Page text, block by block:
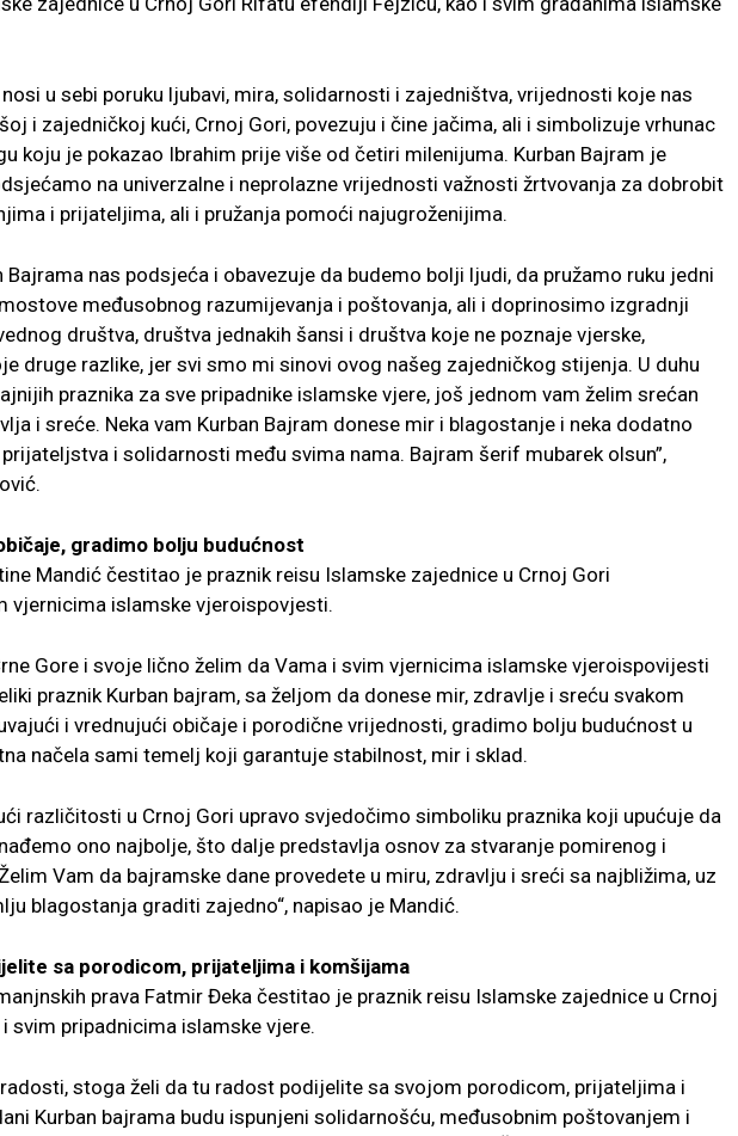
nosi u sebi poruku ljubavi, mira, solidarnosti i zajedništva, vrijednosti koje nas
i zajedničkoj kući, Crnoj Gori, povezuju i čine jačima, ali i simbolizuje vrhunac
koju je pokazao Ibrahim prije više od četiri milenijuma. Kurban Bajram je
na univerzalne i neprolazne vrijednosti važnosti žrtvovanja za dobrobit
i prijateljima, ali i pružanja pomoći najugroženijima.
Bajrama nas podsjeća i obavezuje da budemo bolji ljudi, da pružamo ruku jedni
međusobnog razumijevanja i poštovanja, ali i doprinosimo izgradnji
društva, društva jednakih šansi i društva koje ne poznaje vjerske,
druge razlike, jer svi smo mi sinovi ovog našeg zajedničkog stijenja. U duhu
praznika za sve pripadnike islamske vjere, još jednom vam želim srećan
i sreće. Neka vam Kurban Bajram donese mir i blagostanje i neka dodatno
i solidarnosti među svima nama. Bajram šerif mubarek olsun”,
gradimo bolju budućnost
Mandić čestitao je praznik reisu Islamske zajednice u Crnoj Gori
vjernicima islamske vjeroispovjesti.
Gore i svoje lično želim da Vama i svim vjernicima islamske vjeroispovijesti
praznik Kurban bajram, sa željom da donese mir, zdravlje i sreću svakom
i vrednujući običaje i porodične vrijednosti, gradimo bolju budućnost u
načela sami temelj koji garantuje stabilnost, mir i sklad.
različitosti u Crnoj Gori upravo svjedočimo simboliku praznika koji upućuje da
ono najbolje, što dalje predstavlja osnov za stvaranje pomirenog i
Vam da bajramske dane provedete u miru, zdravlju i sreći sa najbližima, uz
blagostanja graditi zajedno“, napisao je Mandić.
sa porodicom, prijateljima i komšijama
prava Fatmir Đeka čestitao je praznik reisu Islamske zajednice u Crnoj
svim pripadnicima islamske vjere.
radosti, stoga želi da tu radost podijelite sa svojom porodicom, prijateljima i
Kurban bajrama budu ispunjeni solidarnošću, međusobnim poštovanjem i